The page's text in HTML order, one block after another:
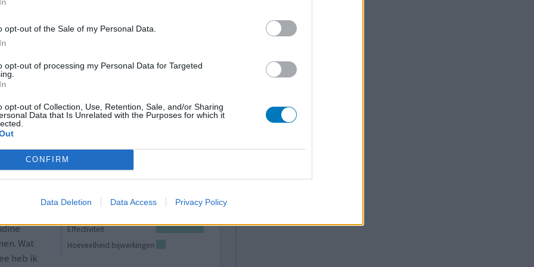
opt-out of the Sale of my Personal Data.
opt-out of processing my Personal Data for Targeted
opt-out of Collection, Use, Retention, Sale, and/or Sharing
Data that Is Unrelated with the Purposes for which it
CONFIRM
Data Deletion Data Access Privacy Policy
het
met
van deze reeks maag medicijnen ook maar
dosering, heb ik heel de nacht last van
0 reacties
Effectiviteit
Hoeveelheid bijwerkingen
Wat
heb ik